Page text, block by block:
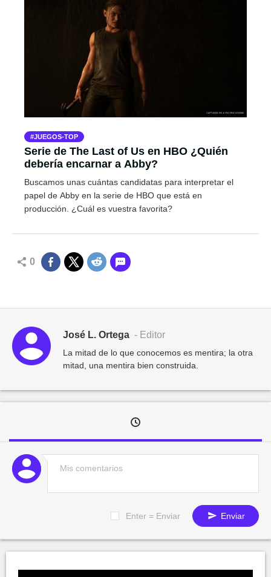
JUEGOS-TOP
Serie de The Last of Us en HBO ¿Quién
debería encarnar a Abby?
Buscamos unas cuántas candidatas para interpretar el
papel de Abby en la serie de HBO que está en
producción. ¿Cuál es vuestra favorita?
0
José L. Ortega - Editor
La mitad de lo que conocemos es mentira; la otra
mitad, una mentira bien construida.
Enter = Enviar Enviar